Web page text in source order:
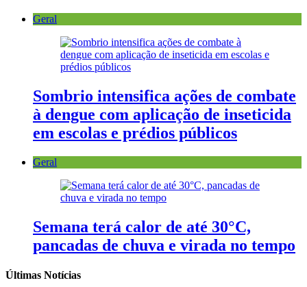
Geral
Sombrio intensifica ações de combate
à dengue com aplicação de inseticida
em escolas e prédios públicos
Geral
Semana terá calor de até 30°C,
pancadas de chuva e virada no tempo
Últimas Notícias